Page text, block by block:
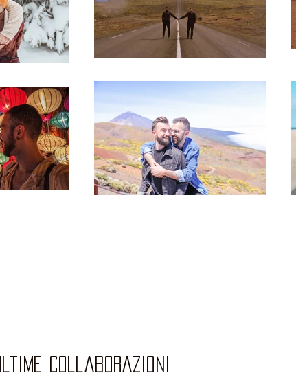
ultime collaborazioni